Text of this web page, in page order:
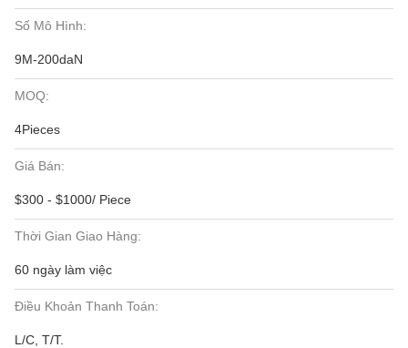
Số Mô Hình:
9M-200daN
MOQ:
4Pieces
Giá Bán:
$300 - $1000/ Piece
Thời Gian Giao Hàng:
60 ngày làm việc
Điều Khoản Thanh Toán:
L/C, T/T.